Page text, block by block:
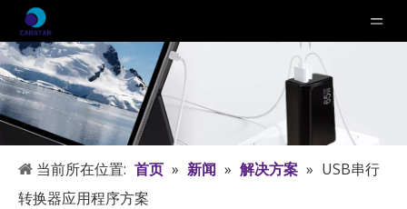
当前所在位置: 首页 » 新闻 » 解决方案 » USB串行
转换器应用程序方案